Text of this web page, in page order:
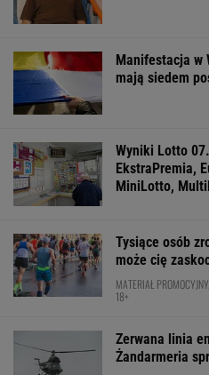
Manifestacja w
mają siedem
Wyniki Lotto
EkstraPremia,
MiniLotto,
Tysiące osób
może cię
MATERIAŁ PROMOCYJNY,
18+
Zerwana linia
Żandarmeria